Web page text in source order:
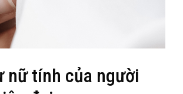
nữ tính của người